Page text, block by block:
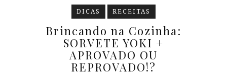
DICAS RECEITAS
Brincando na Cozinha:
SORVETE YOKI +
APROVADO OU
REPROVADO!?